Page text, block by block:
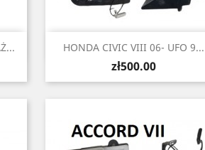
HONDA CIVIC VIII 06- UFO 9...
Price
zł500.00
Quick view